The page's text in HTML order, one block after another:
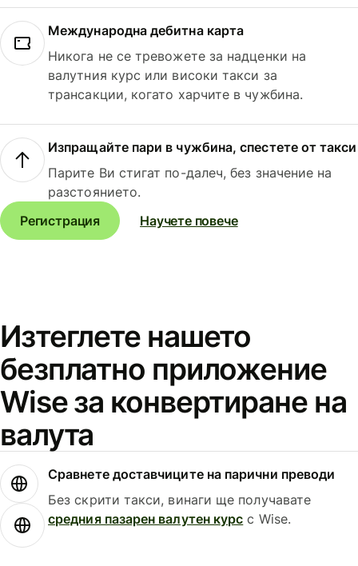
Международна дебитна карта
Никога не се тревожете за надценки на
валутния курс или високи такси за
трансакции, когато харчите в чужбина.
Изпращайте пари в чужбина, спестете от такси
Парите Ви стигат по-далеч, без значение на
разстоянието.
Регистрация
Научете повече
Изтеглете нашето
безплатно приложение
Wise за конвертиране на
валута
Сравнете доставчиците на парични преводи
Без скрити такси, винаги ще получавате
средния пазарен валутен курс с Wise.